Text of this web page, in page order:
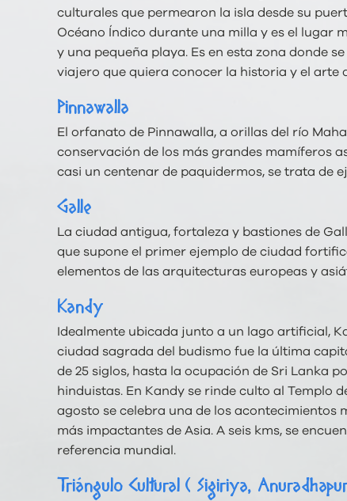
culturales que permearon la isla desde su
Océano Índico durante una milla y es el lugar
y una pequeña playa. Es en esta zona donde
viajero que quiera conocer la historia y el arte
Pinnawalla
El orfanato de Pinnawalla, a orillas del río
conservación de los más grandes mamíferos
casi un centenar de paquidermos, se trata de
Galle
La ciudad antigua, fortaleza y bastiones de
que supone el primer ejemplo de ciudad
elementos de las arquitecturas europeas y
Kandy
Idealmente ubicada junto a un lago artificial,
ciudad sagrada del budismo fue la última
de 25 siglos, hasta la ocupación de Sri Lanka
hinduistas. En Kandy se rinde culto al Templo
agosto se celebra una de los acontecimientos
más impactantes de Asia. A seis kms, se
referencia mundial.
Triángulo Cultural ( Sigiriya,